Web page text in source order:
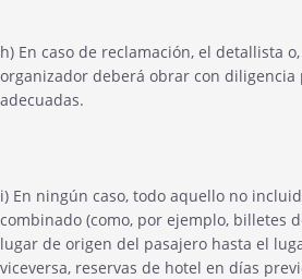
h) En caso de reclamación, el detallista
organizador deberá obrar con diligencia
adecuadas.
i) En ningún caso, todo aquello no
combinado (como, por ejemplo, billetes
lugar de origen del pasajero hasta el
viceversa, reservas de hotel en días